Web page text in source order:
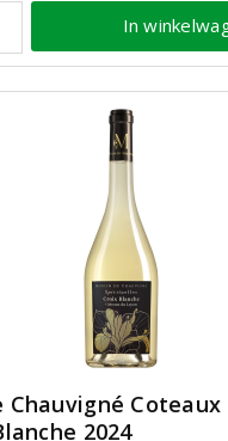
In
Chauvigné Coteaux
2024